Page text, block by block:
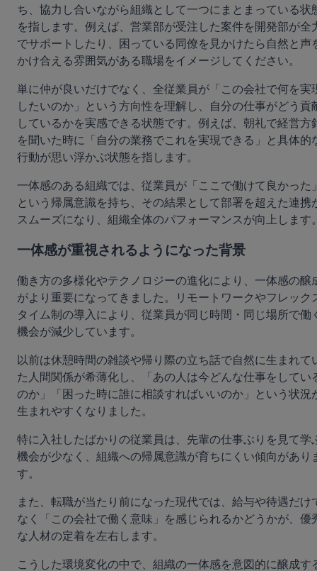
ち、協力し合いながら組織として一つにまとまっている状
を指します。例えば、営業部が受注した案件を開発部が全
でサポートしたり、困っている同僚を見かけたら自然と声
かけ合える雰囲気がある職場をイメージしてください。
単に仲が良いだけでなく、全従業員が「この会社で何を実
したいのか」という方向性を理解し、自分の仕事がどう貢
しているかを実感できる状態です。例えば、朝礼で経営方
を聞いた時に「自分の業務でこれを実現できる」と具体的
行動が思い浮かぶ状態を指します。
一体感のある組織では、従業員が「ここで働けて良かった
という帰属意識を持ち、その結果として部署を超えた連携
スムーズになり、組織全体のパフォーマンスが向上します
一体感が重視されるようになった背景
働き方の多様化やテクノロジーの進化により、一体感の醸
がより重要になってきました。リモートワークやフレック
タイム制の導入により、従業員が同じ時間・同じ場所で働
機会が減少しています。
以前は休憩時間の雑談や帰り際の立ち話で自然に生まれて
た人間関係が希薄化し、「あの人は今どんな仕事をしてい
のか」「困った時に誰に相談すればいいのか」という状況
生まれやすくなりました。
特に入社したばかりの従業員は、先輩の仕事ぶりを見て学
機会が少なく、組織への帰属意識が育ちにくい傾向があり
す。
また、転職が当たり前になった現代では、給与や待遇だけ
なく「この会社で働く意味」を感じられるかどうかが、優
な人材の定着を左右します。
こうした環境変化の中で、組織の一体感を意図的に醸成す